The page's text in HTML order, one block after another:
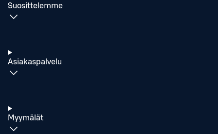
Suosittelemme
Asiakaspalvelu
Myymälät